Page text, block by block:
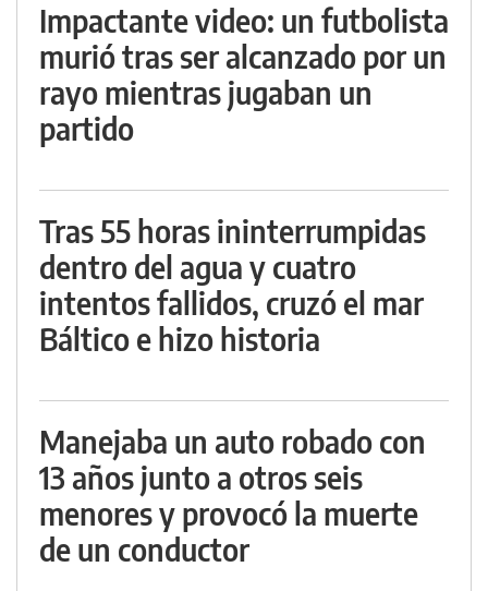
Impactante video: un futbolista
murió tras ser alcanzado por un
rayo mientras jugaban un
partido
Tras 55 horas ininterrumpidas
dentro del agua y cuatro
intentos fallidos, cruzó el mar
Báltico e hizo historia
Manejaba un auto robado con
13 años junto a otros seis
menores y provocó la muerte
de un conductor